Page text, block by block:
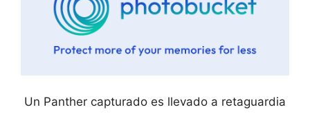
Un Panther capturado es llevado a retaguardia